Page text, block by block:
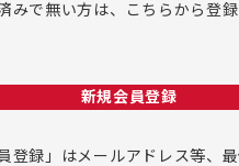
みで無い方は、こちらから登
新規会員登録
登録」はメールアドレス等、